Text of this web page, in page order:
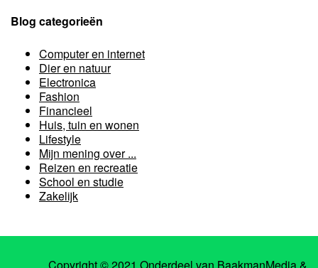
Blog categorieën
Computer en internet
Dier en natuur
Electronica
Fashion
Financieel
Huis, tuin en wonen
Lifestyle
Mijn mening over ...
Reizen en recreatie
School en studie
Zakelijk